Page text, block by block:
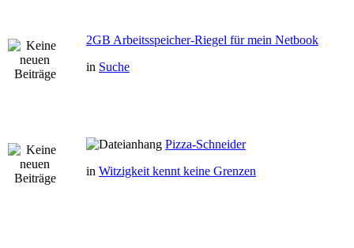
2GB Arbeitsspeicher-Riegel für mein Netbook
in Suche
Pizza-Schneider
in Witzigkeit kennt keine Grenzen